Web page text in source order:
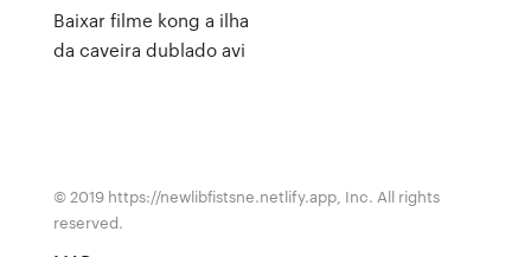
Baixar filme kong a ilha
da caveira dublado avi
© 2019 https://newlibfistsne.netlify.app, Inc. All rights
reserved.